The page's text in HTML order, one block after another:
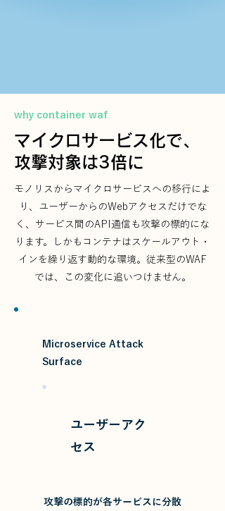
why container waf
マイクロサービス化で、
攻撃対象は3倍に
モノリスからマイクロサービスへの移行によ
り、ユーザーからのWebアクセスだけでな
く、サービス間のAPI通信も攻撃の標的にな
ります。しかもコンテナはスケールアウト・
インを繰り返す動的な環境。従来型のWAF
では、この変化に追いつけません。
Microservice Attack
Surface
ユーザーアク
セス
攻撃の標的が各サービスに分散